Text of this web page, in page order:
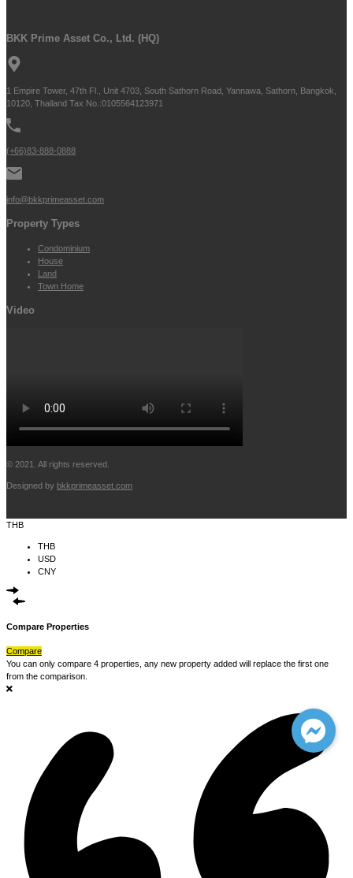
BKK Prime Asset Co., Ltd. (HQ)
1 Empire Tower, 47th Fl., Unit 4703, South Sathorn Road, Yannawa, Sathorn, Bangkok,
10120, Thailand Tax No.:0105564123971
(+66)83-888-0888
info@bkkprimeasset.com
Property Types
Condominium
House
Land
Town Home
Video
© 2021. All rights reserved.
Designed by bkkprimeasset.com
THB
THB
USD
CNY
Compare Properties
Compare
You can only compare 4 properties, any new property added will replace the first one
from the comparison.